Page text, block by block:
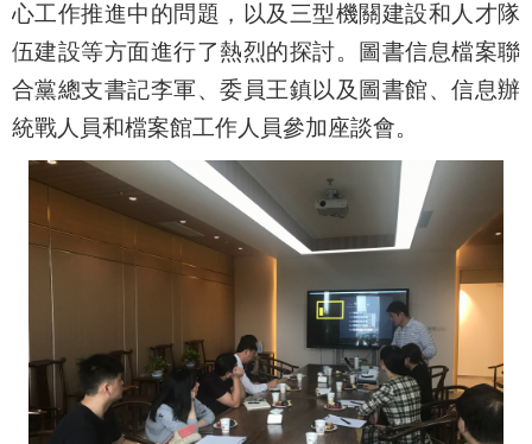
心工作推進中的問題，以及三型機關建設和人才隊
伍建設等方面進行了熱烈的探討。圖書信息檔案聯
合黨總支書記李軍、委員王鎮以及圖書館、信息辦
統戰人員和檔案館工作人員參加座談會。